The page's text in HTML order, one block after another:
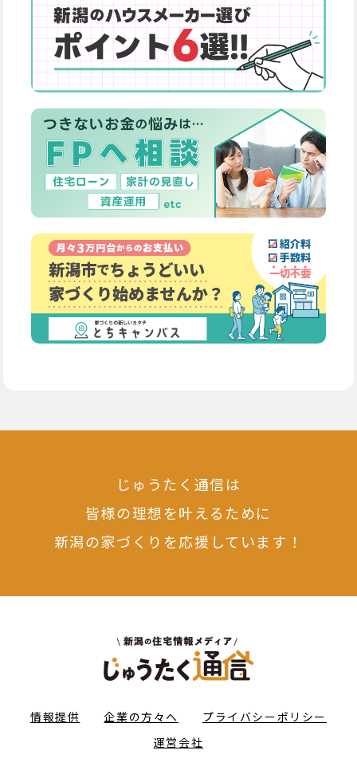
じゅうたく通信は
皆様の理想を叶えるために
新潟の家づくりを応援しています！
情報提供 企業の方々へ
プライバシーポリシー
運営会社